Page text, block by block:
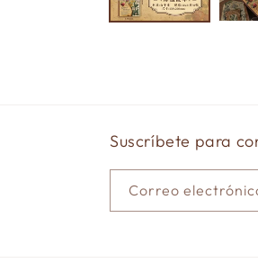
modal
Suscríbete para
Correo